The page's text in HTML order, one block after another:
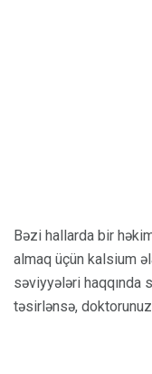
Bəzi hallarda bir
almaq üçün kalsium
səviyyələri haqqında
təsirlənsə,